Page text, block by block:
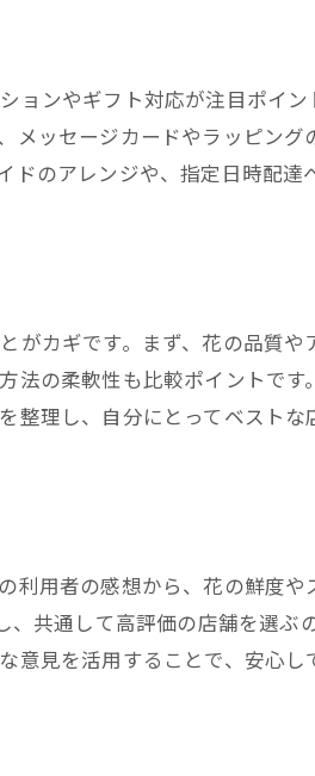
屋配達の配送料や無料条件の調
配達で季節の花をお得に選ぶ秘
花屋を芦屋市で探すなら
達の利用可能エリアを確認しよう
屋配達を探す際のチェックリス
達の問い合わせ時に確認すべき
ービスの魅力を芦屋市で体感
達サービスで贈る心のこもった
屋配達の利用で感じるプロの技
失敗しない芦屋市のポイント
ンやギフト対応が注目ポイ
ッセージカードやラッピン
のアレンジや、指定日時配
がカギです。まず、花の品質
法の柔軟性も比較ポイントで
理し、自分にとってベスト
利用者の感想から、花の鮮度
共通して高評価の店舗を選ぶ
見を活用することで、安心し